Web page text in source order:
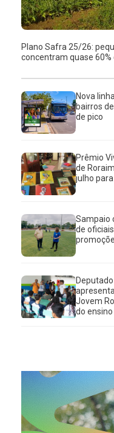
Plano Safra 25/26:
concentram quase
Nova
bairros
de pico
Prêmio
de
julho
Sampaio
de
Jovem
do